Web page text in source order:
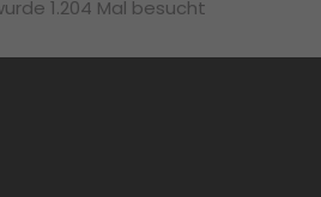
1.204 Mal besucht